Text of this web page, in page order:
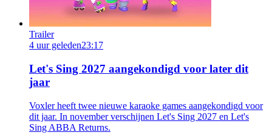
Trailer
4 uur geleden23:17
Let's Sing 2027 aangekondigd voor later dit
jaar
Voxler heeft twee nieuwe karaoke games aangekondigd voor
dit jaar. In november verschijnen Let's Sing 2027 en Let's
Sing ABBA Returns.